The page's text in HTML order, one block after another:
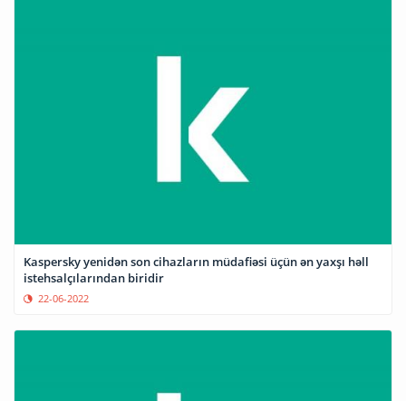
Kaspersky yenidən son cihazların müdafiəsi üçün ən yaxşı həll
istehsalçılarından biridir
22-06-2022